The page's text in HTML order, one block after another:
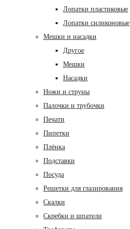
Лопатки пластиковые
Лопатки силиконовые
Мешки и насадки
Другое
Мешки
Насадки
Ножи и струны
Палочки и трубочки
Печати
Пипетки
Плёнка
Подставки
Посуда
Решетки для глазирования
Скалки
Скребки и шпатели